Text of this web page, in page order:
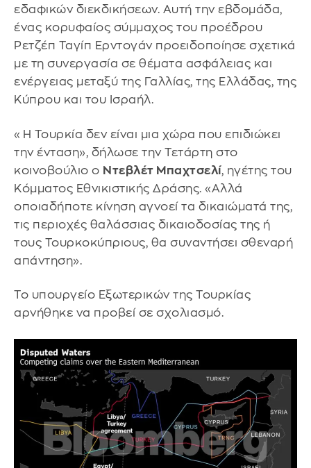
εδαφικών διεκδικήσεων. Αυτή την εβδομάδα,
ένας κορυφαίος σύμμαχος του προέδρου
Ρετζέπ Ταγίπ Ερντογάν προειδοποίησε σχετικά
με τη συνεργασία σε θέματα ασφάλειας και
ενέργειας μεταξύ της Γαλλίας, της Ελλάδας, της
Κύπρου και του Ισραήλ.
«Η Τουρκία δεν είναι μια χώρα που επιδιώκει
την ένταση», δήλωσε την Τετάρτη στο
κοινοβούλιο ο Ντεβλέτ Μπαχτσελί, ηγέτης του
Κόμματος Εθνικιστικής Δράσης. «Αλλά
οποιαδήποτε κίνηση αγνοεί τα δικαιώματά της,
τις περιοχές θαλάσσιας δικαιοδοσίας της ή
τους Τουρκοκύπριους, θα συναντήσει σθεναρή
απάντηση».
Το υπουργείο Εξωτερικών της Τουρκίας
αρνήθηκε να προβεί σε σχολιασμό.